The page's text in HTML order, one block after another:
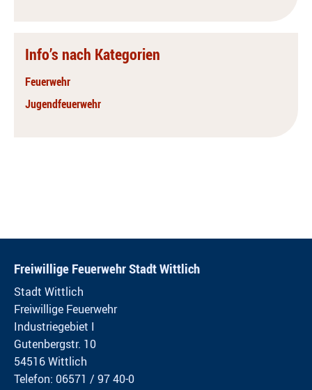
Info’s nach Kategorien
Feuerwehr
Jugendfeuerwehr
Freiwillige Feuerwehr Stadt Wittlich
Stadt Wittlich
Freiwillige Feuerwehr
Industriegebiet I
Gutenbergstr. 10
54516 Wittlich
Telefon: 06571 / 97 40-0